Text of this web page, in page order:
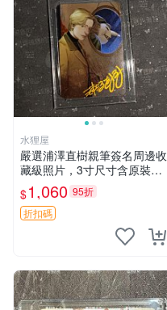
水狸屋
嚴選浦澤直樹親筆簽名周邊收
藏級照片，3寸尺寸含原裝卡
磚 中古國現發 3寸 大小 照片
$1,060 95折
折扣碼